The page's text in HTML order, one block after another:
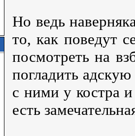
Но ведь
то, как поведут
посмотреть на
погладить
с ними у костра
есть